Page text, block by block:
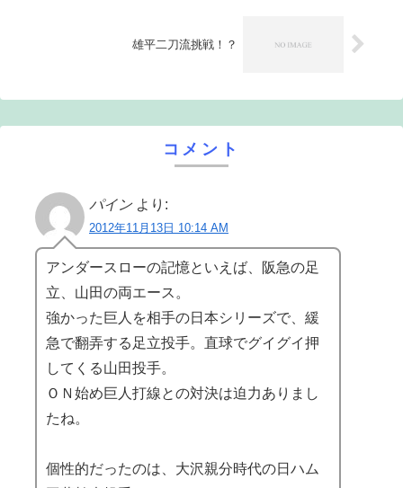
雄平二刀流挑戦！？
コメント
パイン より:
2012年11月13日 10:14 AM
アンダースローの記憶といえば、阪急の足
立、山田の両エース。
強かった巨人を相手の日本シリーズで、緩
急で翻弄する足立投手。直球でグイグイ押
してくる山田投手。
ＯＮ始め巨人打線との対決は迫力ありまし
たね。
個性的だったのは、大沢親分時代の日ハム